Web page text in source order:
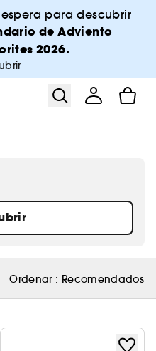
para descubrir
de Adviento
2026.
Ordenar : Recomendados